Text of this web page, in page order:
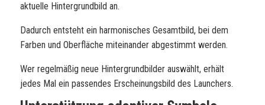
aktuelle Hintergrundbild an.
Dadurch entsteht ein harmonisches Gesamtbild, bei dem
Farben und Oberfläche miteinander abgestimmt werden.
Wer regelmäßig neue Hintergrundbilder auswählt, erhält
jedes Mal ein passendes Erscheinungsbild des Launchers.